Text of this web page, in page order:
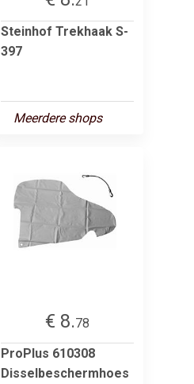
Steinhof Trekhaak S-
397
Meerdere shops
€ 8.78
ProPlus 610308
Disselbeschermhoes